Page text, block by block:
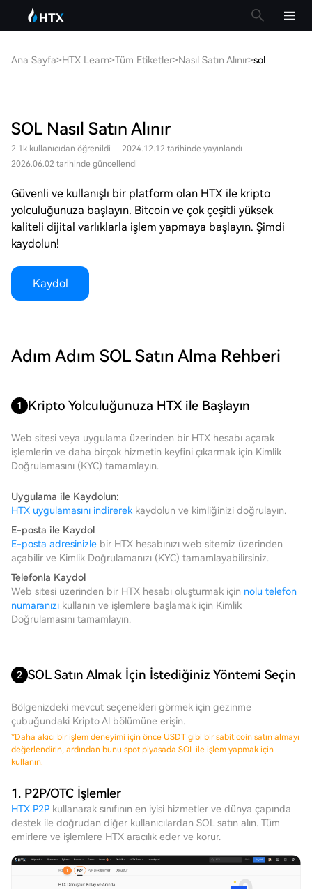
Ana Sayfa>HTX Learn>Tüm Etiketler>Nasıl Satın Alınır>sol
SOL Nasıl Satın Alınır
2.1k kullanıcıdan öğrenildi
2024.12.12 tarihinde yayınlandı
2026.06.02 tarihinde güncellendi
Güvenli ve kullanışlı bir platform olan HTX ile kripto
yolculuğunuza başlayın. Bitcoin ve çok çeşitli yüksek
kaliteli dijital varlıklarla işlem yapmaya başlayın. Şimdi
kaydolun!
Kaydol
Adım Adım SOL Satın Alma Rehberi
1 Kripto Yolculuğunuza HTX ile Başlayın
Web sitesi veya uygulama üzerinden bir HTX hesabı açarak
işlemlerin ve daha birçok hizmetin keyfini çıkarmak için Kimlik
Doğrulamasını (KYC) tamamlayın.
Uygulama ile Kaydolun:
HTX uygulamasını indirerek kaydolun ve kimliğinizi doğrulayın.
E-posta ile Kaydol
E-posta adresinizle bir HTX hesabınızı web sitemiz üzerinden
açabilir ve Kimlik Doğrulamanızı (KYC) tamamlayabilirsiniz.
Telefonla Kaydol
Web sitesi üzerinden bir HTX hesabı oluşturmak için nolu telefon
numaranızı kullanın ve işlemlere başlamak için Kimlik
Doğrulamasını tamamlayın.
2 SOL Satın Almak İçin İstediğiniz Yöntemi Seçin
Bölgenizdeki mevcut seçenekleri görmek için gezinme
çubuğundaki Kripto Al bölümüne erişin.
*Daha akıcı bir işlem deneyimi için önce USDT gibi bir sabit coin satın almayı
değerlendirin, ardından bunu spot piyasada SOL ile işlem yapmak için
kullanın.
1. P2P/OTC İşlemler
HTX P2P kullanarak sınıfının en iyisi hizmetler ve dünya çapında
destek ile doğrudan diğer kullanıcılardan SOL satın alın. Tüm
emirlere ve işlemlere HTX aracılık eder ve korur.